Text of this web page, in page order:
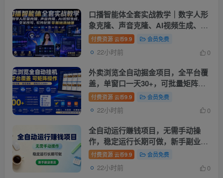
口播智能体全套实战教学｜数字人形
象克隆、声音克隆、AI视频生成、文
案改写、软件配置零基础落地课
付费资源 云币9.9 会员免费
22小时前 0
外卖浏览全自动掘金项目，全平台覆
盖，单窗口一天30+，可批量矩阵
做，轻松日入500+【揭秘】
付费资源 云币9.9 会员免费
22小时前 0
全自动运行賺钱项目，无需手动操
作，稳定运行长期可做，新手副业首
选【揭秘】
付费资源 云币9.9 会员免费
22小时前 0